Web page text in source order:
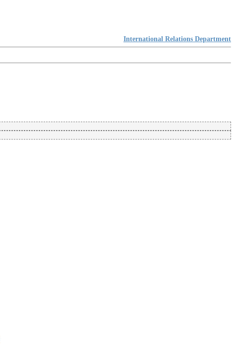
International Relations Department